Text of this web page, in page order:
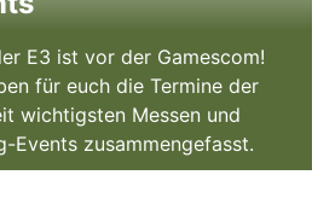
E3 ist vor der Gamescom!
für euch die Termine der
wichtigsten Messen und
Events zusammengefasst.